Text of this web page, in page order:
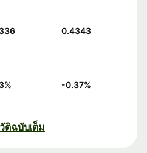
0.4343
% -0.37%
ติฉบับเต็ม